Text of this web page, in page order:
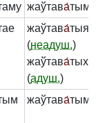
жаўтава́тым
жаўтава́тыя
(неадуш.)
жаўтава́тых
(адуш.)
жаўтава́тымі